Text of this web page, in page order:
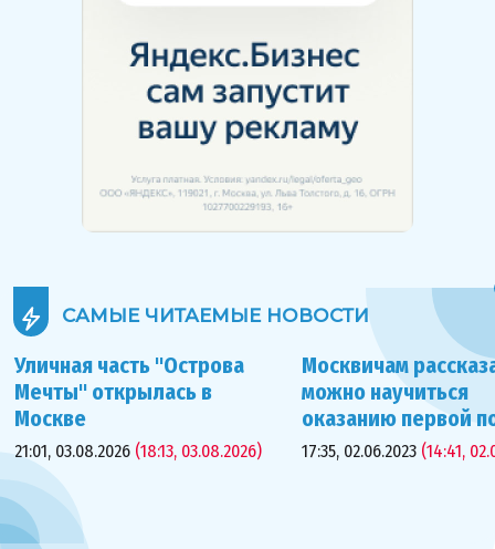
САМЫЕ ЧИТАЕМЫЕ НОВОСТИ
Уличная часть "Острова
Мечты" открылась в
Москве
21:01, 03.08.2026 (18:13, 03.08.2026)
Москвичам
можно научиться
оказанию первой
17:35, 02.06.2023 (14:41,